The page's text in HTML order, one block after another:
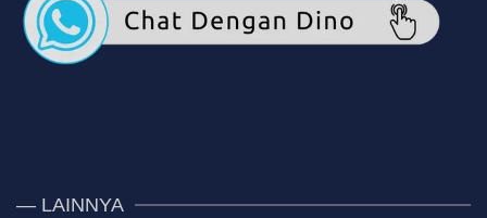
— LAINNYA